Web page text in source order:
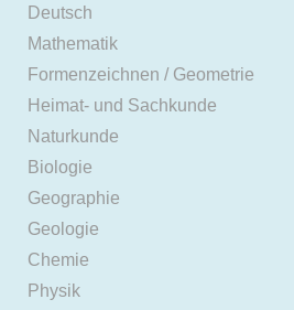
Deutsch
Mathematik
Formenzeichnen / Geometrie
Heimat- und Sachkunde
Naturkunde
Biologie
Geographie
Geologie
Chemie
Physik